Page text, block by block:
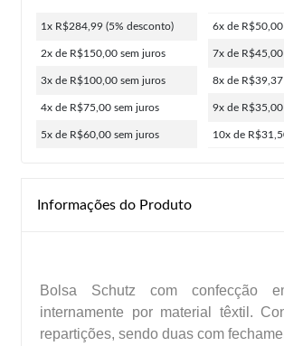
1x R$284,99 (5% desconto)
2x de R$150,00 sem juros
3x de R$100,00 sem juros
4x de R$75,00 sem juros
5x de R$60,00 sem juros
6x de R$50,00
7x de R$45,00
8x de R$39,37
9x de R$35,00
10x de
Informações do Produto
Bolsa Schutz com confecção
internamente por material têxtil.
repartições, sendo duas com